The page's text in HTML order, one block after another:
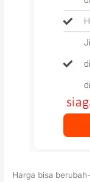
Harga bisa